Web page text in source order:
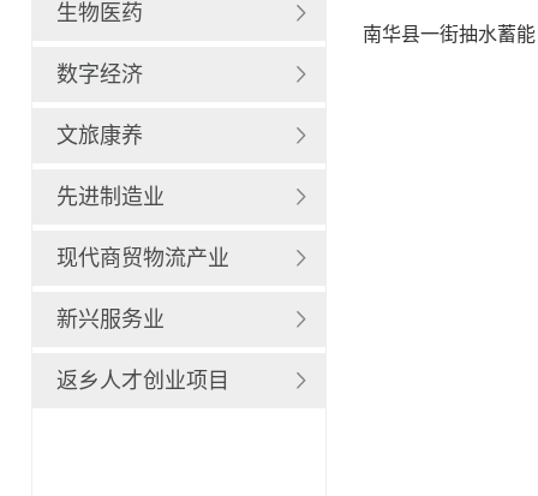
生物医药
数字经济
文旅康养
先进制造业
现代商贸物流产业
新兴服务业
返乡人才创业项目
南华县一街抽水蓄